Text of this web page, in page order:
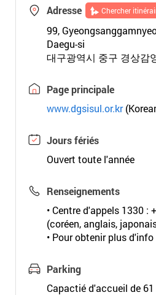
Adresse Chercher
99,
Daegu-si
대구광역시 중구 경상감
Page principale
www.dgsisul.or.kr
Jours fériés
Ouvert toute l'année
Renseignements
• Centre d'appels 1330 :
(coréen, anglais,
• Pour obtenir plus
Parking
Capactié d'accueil de